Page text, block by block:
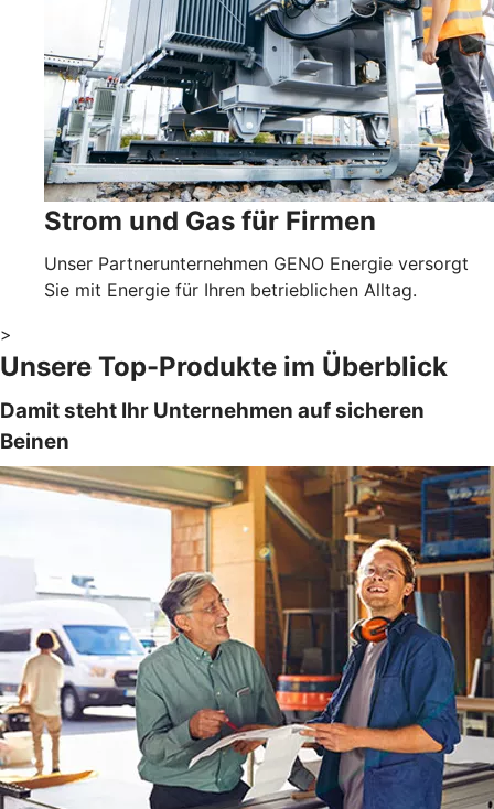
Strom und Gas für Firmen
Unser Partnerunternehmen GENO Energie versorgt
Sie mit Energie für Ihren betrieblichen Alltag.
>
Unsere Top-Produkte im Überblick
Damit steht Ihr Unternehmen auf sicheren
Beinen